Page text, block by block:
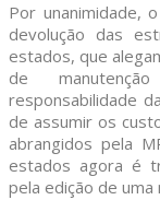
Por unanimidade,
devolução das
estados, que
de
responsabilidade
de assumir os
abrangidos pela
estados agora é
pela edição de